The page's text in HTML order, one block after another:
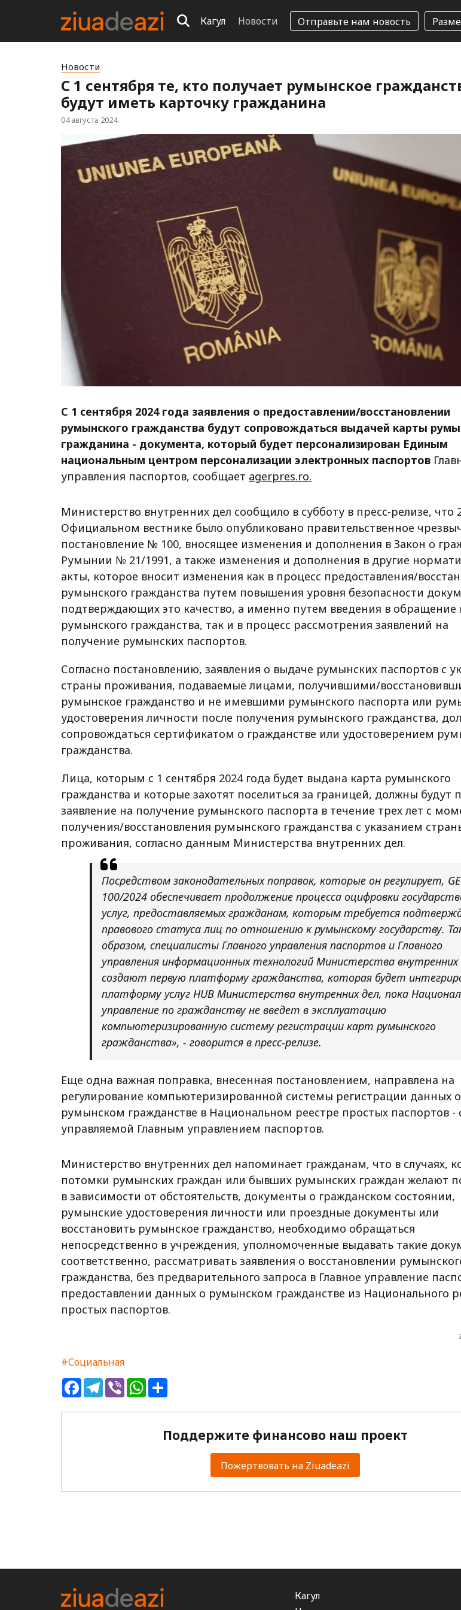
Кагул Новости Отправьте нам новость
Новости
С 1 сентября те, кто получает румынское
будут иметь карточку гражданина
04 августа 2024
С 1 сентября 2024 года заявления о предоставлении/восстановлении
румынского гражданства будут сопровождаться выдачей карты
гражданина - документа, который будет персонализирован Единым
национальным центром персонализации электронных паспортов
управления паспортов, сообщает agerpres.ro.
Министерство внутренних дел сообщило в субботу в пресс-релизе, что
Официальном вестнике было опубликовано правительственное
постановление № 100, вносящее изменения и дополнения в Закон о
Румынии № 21/1991, а также изменения и дополнения в другие
акты, которое вносит изменения как в процесс предоставления/
румынского гражданства путем повышения уровня безопасности
подтверждающих это качество, а именно путем введения в обращение
румынского гражданства, так и в процесс рассмотрения заявлений на
получение румынских паспортов.
Согласно постановлению, заявления о выдаче румынских паспортов с
страны проживания, подаваемые лицами, получившими/
румынское гражданство и не имевшими румынского паспорта или
удостоверения личности после получения румынского гражданства,
сопровождаться сертификатом о гражданстве или удостоверением
гражданства.
Лица, которым с 1 сентября 2024 года будет выдана карта румынского
гражданства и которые захотят поселиться за границей, должны будут
заявление на получение румынского паспорта в течение трех лет с
получения/восстановления румынского гражданства с указанием
проживания, согласно данным Министерства внутренних дел.
Посредством законодательных поправок, которые он регулирует,
100/2024 обеспечивает продолжение процесса оцифровки
услуг, предоставляемых гражданам, которым требуется
правового статуса лиц по отношению к румынскому государству.
образом, специалисты Главного управления паспортов и Главного
управления информационных технологий Министерства внутренних
создают первую платформу гражданства, которая будет
платформу услуг HUB Министерства внутренних дел, пока
управление по гражданству не введет в эксплуатацию
компьютеризированную систему регистрации карт румынского
гражданства», - говорится в пресс-релизе.
Еще одна важная поправка, внесенная постановлением, направлена на
регулирование компьютеризированной системы регистрации данных о
румынском гражданстве в Национальном реестре простых паспортов -
управляемой Главным управлением паспортов.
Министерство внутренних дел напоминает гражданам, что в случаях,
потомки румынских граждан или бывших румынских граждан желают
в зависимости от обстоятельств, документы о гражданском состоянии,
румынские удостоверения личности или проездные документы или
восстановить румынское гражданство, необходимо обращаться
непосредственно в учреждения, уполномоченные выдавать такие
соответственно, рассматривать заявления о восстановлении
гражданства, без предварительного запроса в Главное управление
предоставлении данных о румынском гражданстве из Национального
простых паспортов.
#Социальная
FacebookTelegram
ViberWhatsApp
Поддержите финансово наш проект
Пожертвовать на Ziuadeazi
Кагул